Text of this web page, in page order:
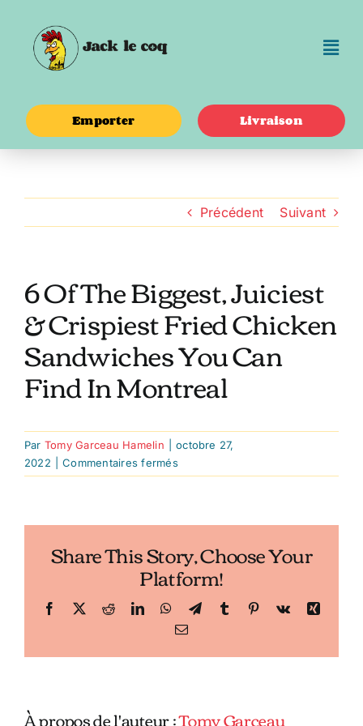
contenu
Emporter Livraison
Précédent Suivant
6 Of The Biggest, Juiciest
& Crispiest Fried Chicken
Sandwiches You Can
Find In Montreal
Par Tomy Garceau Hamelin
octobre 27,
2022
Commentaires ferméssur
6
Juiciest
&
Crispiest
Fried
Chicken
You
Share This Story, Choose Your
Platform!
Facebook
X RedditLinkedInWhatsApp
TelegramTumblr Pinterest
Vk
Xing
Email
À propos de l'auteur :Tomy Garceau